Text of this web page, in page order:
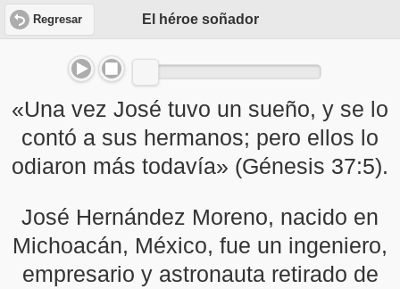
Regresar El héroe soñador
«Una vez José tuvo un sueño, y se lo
contó a sus hermanos; pero ellos lo
odiaron más todavía» (Génesis 37:5).
José Hernández Moreno, nacido en
Michoacán, México, fue un ingeniero,
empresario y astronauta retirado de